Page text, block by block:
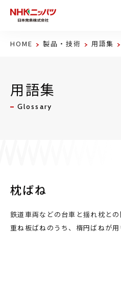
製品・技術
サステナビリティ
株主・投資家情報
HOME 製品・技術 用語集
用語集
Glossary
枕ばね
鉄道車両などの台車と揺れ枕と
重ね板ばねのうち、楕円ばねが用